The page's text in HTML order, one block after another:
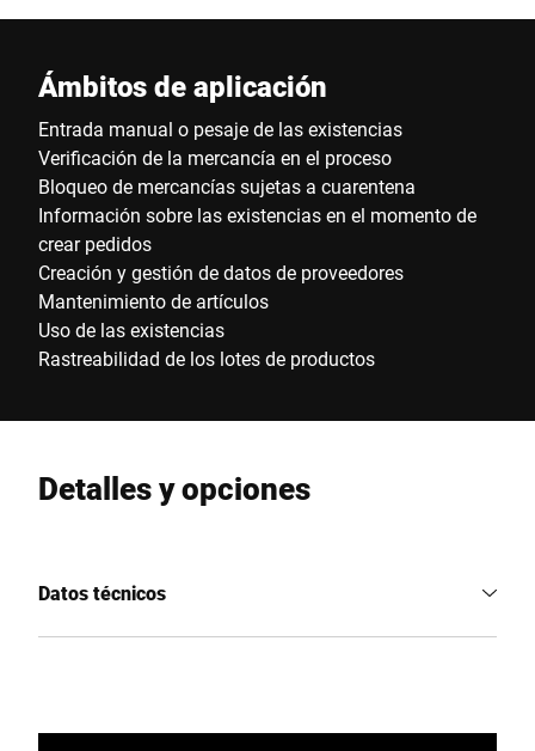
Ámbitos de aplicación
Entrada manual o pesaje de las existencias
Verificación de la mercancía en el proceso
Bloqueo de mercancías sujetas a cuarentena
Información sobre las existencias en el momento de
crear pedidos
Creación y gestión de datos de proveedores
Mantenimiento de artículos
Uso de las existencias
Rastreabilidad de los lotes de productos
Detalles y opciones
Datos técnicos